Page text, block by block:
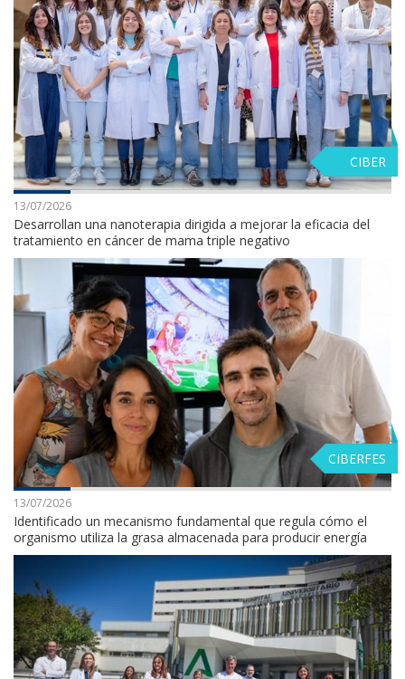
CIBER
13/07/2026
Desarrollan una nanoterapia dirigida a mejorar la eficacia del
tratamiento en cáncer de mama triple negativo
CIBERFES
13/07/2026
Identificado un mecanismo fundamental que regula cómo el
organismo utiliza la grasa almacenada para producir energía